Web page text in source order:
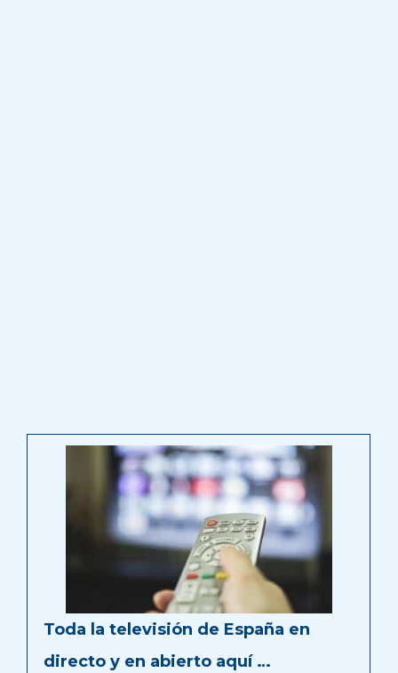
Toda la televisión de España en
directo y en abierto aquí …